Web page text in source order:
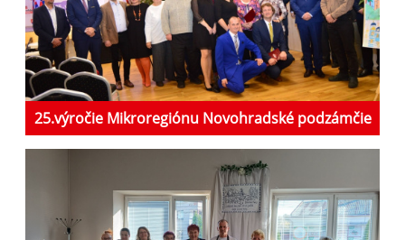
25.výročie Mikroregiónu Novohradské podzámčie